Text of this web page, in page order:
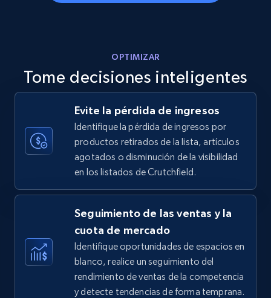
using sku numbers
URL, Final price, Sku, Currency, Gtin,
Specifications, Image urls, Top reviews, and
5.6K+ 878+ Comenzar ahora
TikTok Shop
URL, Title, Available, Description, Currency, Initial
price, Final price, Discount percent, and more.
OPTIMIZAR
Tome decisiones inteligentes
Evite la pérdida de ingresos
Identifique la pérdida de ingresos por
productos retirados de la lista, artículos
agotados o disminución de la visibilidad
en los listados de Crutchfield.
Seguimiento de las ventas y la
cuota de mercado
Identifique oportunidades de espacios en
blanco, realice un seguimiento del
rendimiento de ventas de la competencia
y detecte tendencias de forma temprana.